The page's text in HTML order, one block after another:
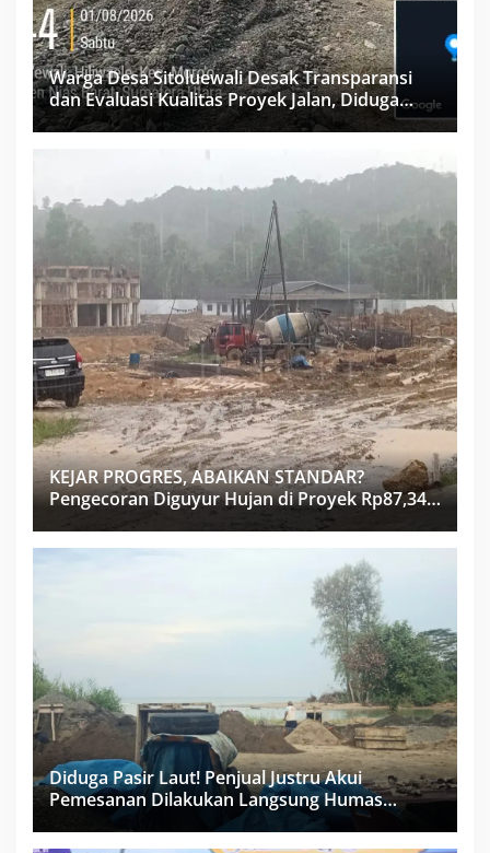
Warga Desa Sitoluewali Desak Transparansi
dan Evaluasi Kualitas Proyek Jalan, Diduga
Minim Informasi
KEJAR PROGRES, ABAIKAN STANDAR?
Pengecoran Diguyur Hujan di Proyek Rp87,34
Miliar Sukma Nias, Konsultan, Pengawas dan
PPK Bungkam
Diduga Pasir Laut! Penjual Justru Akui
Pemesanan Dilakukan Langsung Humas